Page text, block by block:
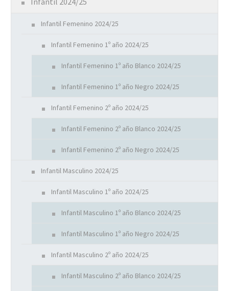
Infantil Femenino 2024/25
Infantil Femenino 1º año 2024/25
Infantil Femenino 1º año Blanco 2024/25
Infantil Femenino 1º año Negro 2024/25
Infantil Femenino 2º año 2024/25
Infantil Femenino 2º año Blanco 2024/25
Infantil Femenino 2º año Negro 2024/25
Infantil Masculino 2024/25
Infantil Masculino 1º año 2024/25
Infantil Masculino 1º año Blanco 2024/25
Infantil Masculino 1º año Negro 2024/25
Infantil Masculino 2º año 2024/25
Infantil Masculino 2º año Blanco 2024/25